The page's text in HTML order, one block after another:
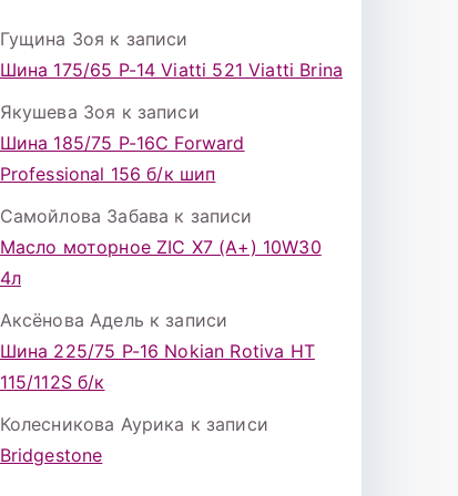
Гущина Зоя к записи
Шина 175/65 Р-14 Viatti 521 Viatti Brina
Якушева Зоя к записи
Шина 185/75 Р-16С Forward
Professional 156 б/к шип
Самойлова Забава к записи
Масло моторное ZIC X7 (A+) 10W30
4л
Аксёнова Адель к записи
Шина 225/75 Р-16 Nokian Rotiva HT
115/112S б/к
Колесникова Аурика к записи
Bridgestone